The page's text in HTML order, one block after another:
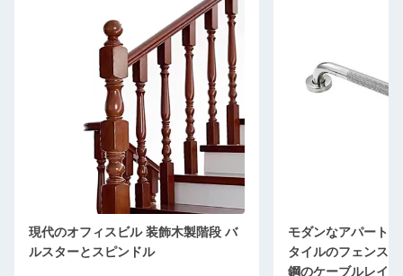
現代のオフィスビル 装飾木製階段 バ
ルスターとスピンドル
モダンなアパート
タイルのフェンス
鋼のケーブルレイ